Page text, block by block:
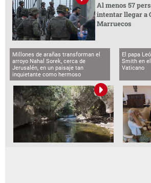
Al menos 57
intentar llegar a
Marruecos
Millones de arañas transforman el
arroyo Nahal Sorek, cerca de
Jerusalén, en un paisaje tan
inquietante como hermoso
El papa
Smith en
Vaticano